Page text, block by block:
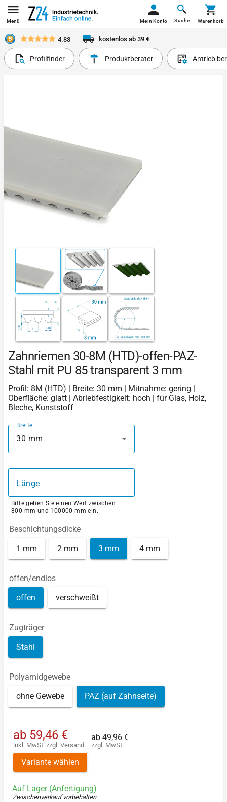
Menü Suche
Mein Konto Warenkorb
4.83 kostenlos ab 39 €
Profilfinder Produktberater Antrieb
Zahnriemen 30-8M (HTD)-offen-PAZ-
Stahl mit PU 85 transparent 3 mm
Profil: 8M (HTD) | Breite: 30 mm | Mitnahme: gering |
Oberfläche: glatt | Abriebfestigkeit: hoch | für Glas, Holz,
Bleche, Kunststoff
Breite
30 mm
Länge
Bitte geben Sie einen Wert zwischen
800 mm und 100000 mm ein.
Beschichtungsdicke
1 mm 2 mm 3 mm 4 mm
offen/endlos
offen verschweißt
Zugträger
Stahl
Polyamidgewebe
ohne Gewebe PAZ (auf Zahnseite)
ab 59,46 €
inkl. MwSt. zzgl. Versand
ab 49,96 €
zzgl. MwSt.
Variante wählen
Auf Lager (Anfertigung)
Zwischenverkauf vorbehalten.